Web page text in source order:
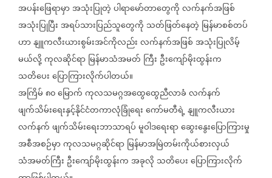
အပန်းဖြေရာမှာအသုံးပြုတဲ့ပါရာမော်တာတွေကိုလက်နက်အဖြစ်
အသုံးပြုပြီးအရပ်သားပြည်သူတွေကို သတ်ဖြတ်နေတဲ့ မြန်မာစစ်တပ်
ဟာနျူကလီးယားစွမ်းအင်ကိုလည်းလက်နက်အဖြစ်အသုံးပြုလိမ့်
မယ်လို့ကုလဆိုင်ရာမြန်မာသံအမတ် ကြီး ဦးကျော်မိုးထွန်းက
သတိပေးပြောကြားလိုက်ပါတယ်။
အကြိမ်၈၀မြောက်ကုလသမဂ္ဂအထွေထွေညီလာခံလက်နက်
ဖျက်သိမ်းရေးနှင့်နိုင်ငံတကာလုံခြုံရေးကော်မတီရဲ့နျူကလီးယား
လက်နက်ဖျက်သိမ်းရေးဘာသာရပ်မူဝါဒရေးရာဆွေးနွေးပြောကြားမှု
အစီအစဉ်မှာကုလသမဂ္ဂဆိုင်ရာမြန်မာအမြဲတမ်းကိုယ်စားလှယ်
သံအမတ်ကြီး ဦးကျော်မိုးထွန်းကအခုလို သတိပေးပြောကြားလိုက်